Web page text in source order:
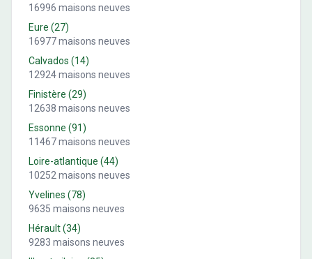
16996 maisons neuves
Eure (27)
16977maisons neuves
Calvados (14)
12924maisons neuves
Finistère (29)
12638 maisons neuves
Essonne (91)
11467maisons neuves
Loire-atlantique (44)
10252 maisons neuves
Yvelines (78)
9635 maisons neuves
Hérault(34)
9283 maisons neuves